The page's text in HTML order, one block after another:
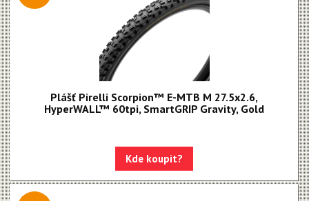
Plášť Pirelli Scorpion™ E-MTB M 27.5x2.6,
HyperWALL™ 60tpi, SmartGRIP Gravity, Gold
Kde koupit?